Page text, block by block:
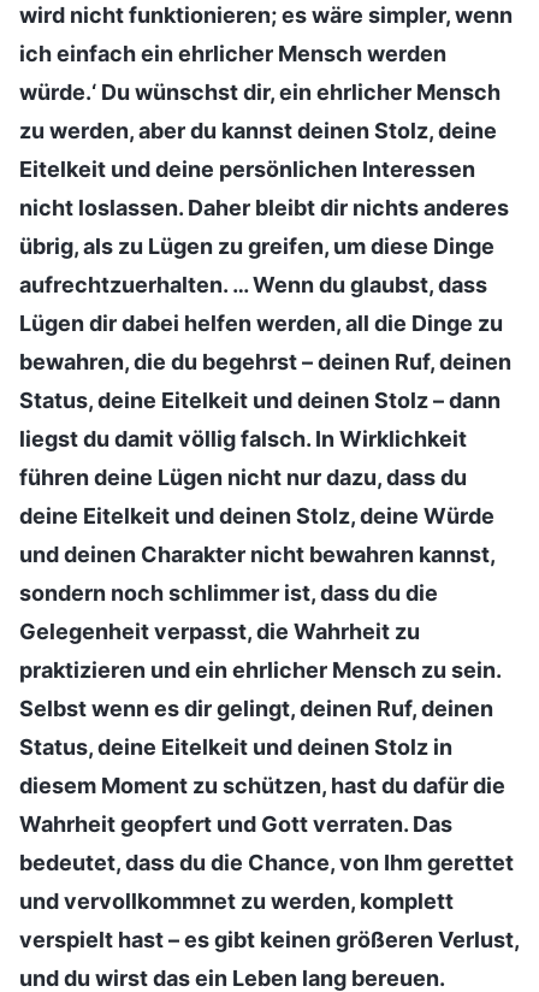
wird nicht funktionieren; es wäre simpler, wenn
ich einfach ein ehrlicher Mensch werden
würde.‘ Du wünschst dir, ein ehrlicher Mensch
zu werden, aber du kannst deinen Stolz, deine
Eitelkeit und deine persönlichen Interessen
nicht loslassen. Daher bleibt dir nichts anderes
übrig, als zu Lügen zu greifen, um diese Dinge
aufrechtzuerhalten. … Wenn du glaubst, dass
Lügen dir dabei helfen werden, all die Dinge zu
bewahren, die du begehrst – deinen Ruf, deinen
Status, deine Eitelkeit und deinen Stolz – dann
liegst du damit völlig falsch. In Wirklichkeit
führen deine Lügen nicht nur dazu, dass du
deine Eitelkeit und deinen Stolz, deine Würde
und deinen Charakter nicht bewahren kannst,
sondern noch schlimmer ist, dass du die
Gelegenheit verpasst, die Wahrheit zu
praktizieren und ein ehrlicher Mensch zu sein.
Selbst wenn es dir gelingt, deinen Ruf, deinen
Status, deine Eitelkeit und deinen Stolz in
diesem Moment zu schützen, hast du dafür die
Wahrheit geopfert und Gott verraten. Das
bedeutet, dass du die Chance, von Ihm gerettet
und vervollkommnet zu werden, komplett
verspielt hast – es gibt keinen größeren Verlust,
und du wirst das ein Leben lang bereuen.